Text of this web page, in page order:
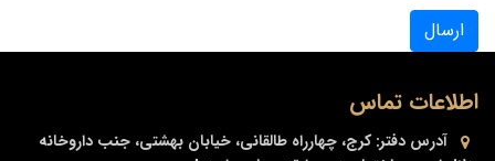
ارسال
اطلاعات تماس
آدرس دفتر: کرج، چهارراه طالقانی، خیابان بهشتی، جنب داروخانه